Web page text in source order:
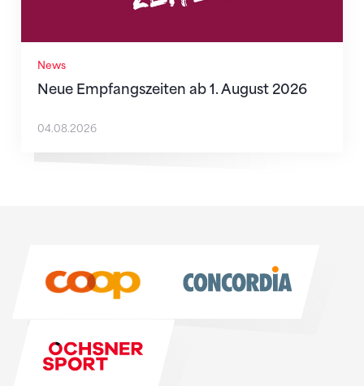
News
Neue Empfangszeiten ab 1. August 2026
04.08.2026